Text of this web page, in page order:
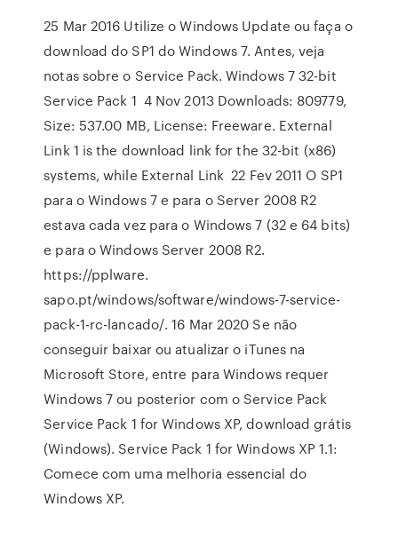
25 Mar 2016 Utilize o Windows Update ou faça o
download do SP1 do Windows 7. Antes, veja
notas sobre o Service Pack. Windows 7 32-bit
Service Pack 1 4 Nov 2013 Downloads: 809779,
Size: 537.00 MB, License: Freeware. External
Link 1 is the download link for the 32-bit (x86)
systems, while External Link 22 Fev 2011 O SP1
para o Windows 7 e para o Server 2008 R2
estava cada vez para o Windows 7 (32 e 64 bits)
e para o Windows Server 2008 R2.
https://pplware.
sapo.pt/windows/software/windows-7-service-
pack-1-rc-lancado/. 16 Mar 2020 Se não
conseguir baixar ou atualizar o iTunes na
Microsoft Store, entre para Windows requer
Windows 7 ou posterior com o Service Pack
Service Pack 1 for Windows XP, download grátis
(Windows). Service Pack 1 for Windows XP 1.1:
Comece com uma melhoria essencial do
Windows XP.